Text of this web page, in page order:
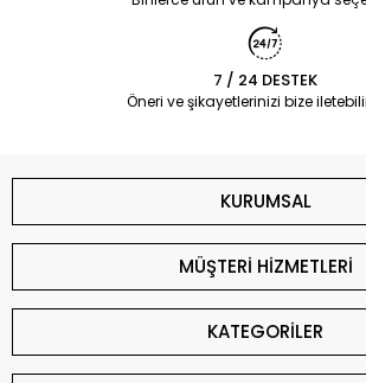
7 / 24 DESTEK
Öneri ve şikayetlerinizi bize
KURUMSAL
MÜŞTERİ HİZMETLERİ
KATEGORİLER